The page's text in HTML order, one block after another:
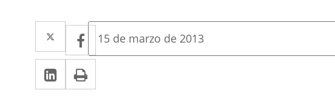
Twitter
Enlace
a
una
aplicación
Facebook
Enlace
a
una
Linkedin
Enlace
a
Fecha
la
15 de marzo de 2013